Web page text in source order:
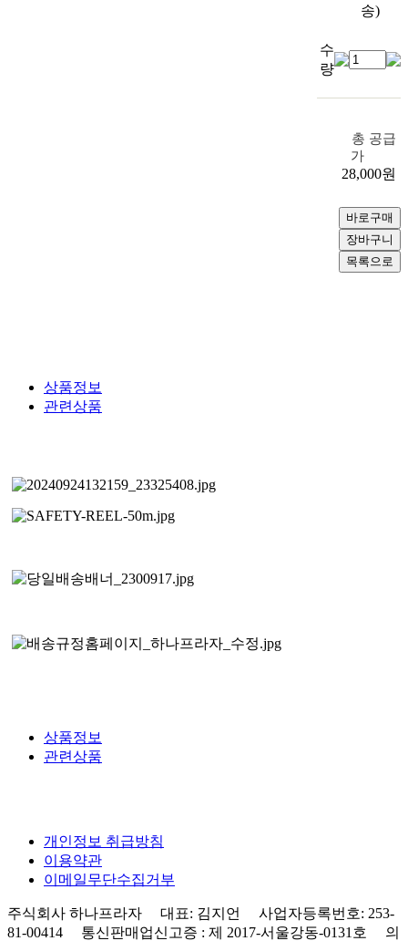
송)
수
량
총 공급
가
28,000원
상품정보
관련상품
상품정보
관련상품
개인정보 취급방침
이용약관
이메일무단수집거부
주식회사 하나프라자 대표: 김지언 사업자등록번호: 253-
81-00414 통신판매업신고증 : 제 2017-서울강동-0131호 의